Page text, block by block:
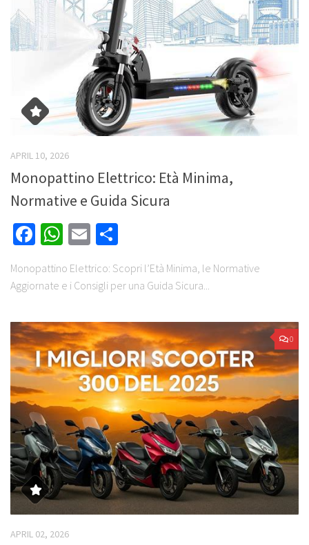
APRIL 10, 2026
Monopattino Elettrico: Età Minima,
Normative e Guida Sicura
Facebook
WhatsApp
Email
Monopattino Elettrico: Scopri l’Età Minima, le Normative
Aggiornate e i Consigli per una Guida Sicura...
0
APRIL 02, 2026